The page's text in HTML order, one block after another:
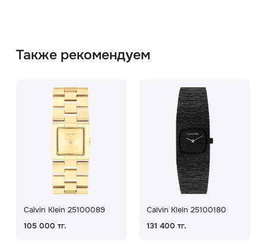
Также рекомендуем
Calvin Klein 25100089
105 000 тг.
Calvin Klein 25100180
131 400 тг.